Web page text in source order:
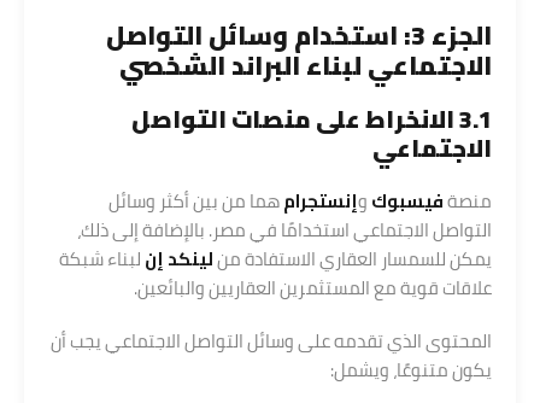
الجزء 3: استخدام وسائل التواصل
الاجتماعي لبناء البراند الشخصي
3.1 الانخراط على منصات التواصل
الاجتماعي
منصةفيسبوكوإنستجرامهما من بين أكثر وسائل
التواصل الاجتماعي استخدامًا في مصر. بالإضافة إلى ذلك،
يمكن للسمسار العقاري الاستفادة منلينكد إنلبناء شبكة
علاقات قوية مع المستثمرين العقاريين والبائعين.
المحتوى الذي تقدمه على وسائل التواصل الاجتماعي يجب أن
يكون متنوعًا، ويشمل: